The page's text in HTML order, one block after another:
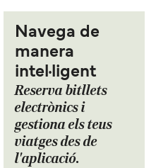
Navega de
manera
intel·ligent
Reserva bitllets
electrònics i
gestiona els teus
viatges des de
l'aplicació.